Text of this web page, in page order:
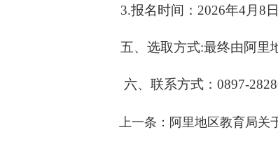
3.报名时间：2026年4月8
五、选取方式:最终由阿里
六、联系方式：0897-
上一条： 阿里地区教育局关